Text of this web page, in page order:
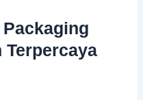
Terpercaya